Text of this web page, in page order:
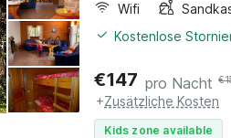
Wifi
Kostenlose
€147 pro Nacht €
+Zusätzliche Kosten
Kids zone available